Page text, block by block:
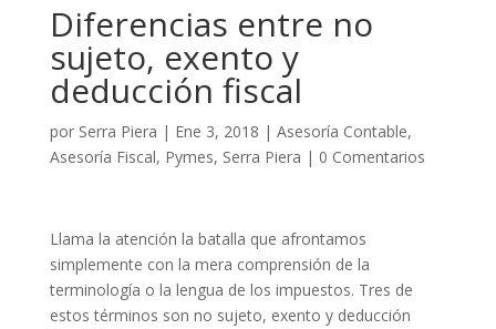
Diferencias entre no
sujeto, exento y
deducción fiscal
por Serra Piera | Ene 3, 2018 | Asesoría Contable,
Asesoría Fiscal, Pymes, Serra Piera | 0 Comentarios
Llama la atención la batalla que afrontamos
simplemente con la mera comprensión de la
terminología o la lengua de los impuestos. Tres de
estos términos son no sujeto, exento y deducción